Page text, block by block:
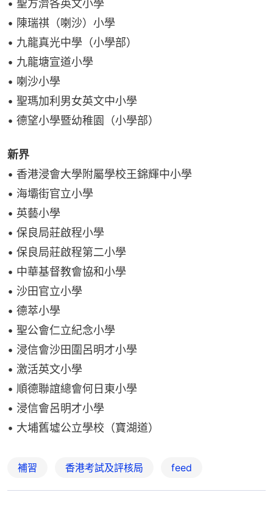
• 聖方濟各英文小學
• 陳瑞祺（喇沙）小學
• 九龍真光中學（小學部）
• 九龍塘宣道小學
• 喇沙小學
• 聖瑪加利男女英文中小學
• 德望小學暨幼稚園（小學部）
新界
• 香港浸會大學附屬學校王錦輝中小學
• 海壩街官立小學
• 英藝小學
• 保良局莊啟程小學
• 保良局莊啟程第二小學
• 中華基督教會協和小學
• 沙田官立小學
• 德萃小學
• 聖公會仁立紀念小學
• 浸信會沙田圍呂明才小學
• 激活英文小學
• 順德聯誼總會何日東小學
• 浸信會呂明才小學
• 大埔舊墟公立學校（寶湖道）
補習 香港考試及評核局 feed